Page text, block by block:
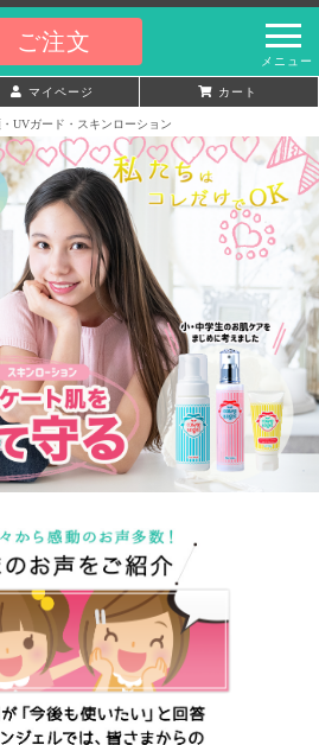
ご注文
マイページ カート
UVガード・スキンローション